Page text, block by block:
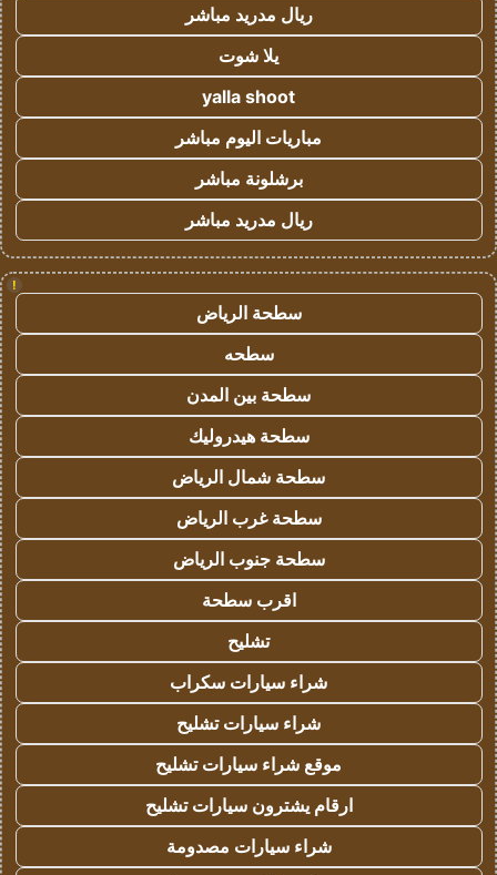
ريال مدريد مباشر
يلا شوت
yalla shoot
مباريات اليوم مباشر
برشلونة مباشر
ريال مدريد مباشر
!
سطحة الرياض
سطحه
سطحة بين المدن
سطحة هيدروليك
سطحة شمال الرياض
سطحة غرب الرياض
سطحة جنوب الرياض
اقرب سطحة
تشليح
شراء سيارات سكراب
شراء سيارات تشليح
موقع شراء سيارات تشليح
ارقام يشترون سيارات تشليح
شراء سيارات مصدومة